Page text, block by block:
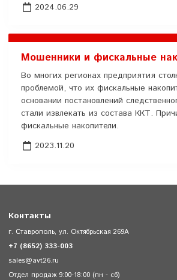
2024.06.29
Мошенники и фискальные
Во многих регионах предприятия
проблемой, что их фискальные
основании постановлений
стали извлекать из состава ККТ.
фискальные накопители.
2023.11.20
Контакты
г. Ставрополь, ул. Октябрьская 269А
+7 (8652) 333-003
sales@avt26.ru
Отдел продаж 9:00-18:00 (пн - сб)